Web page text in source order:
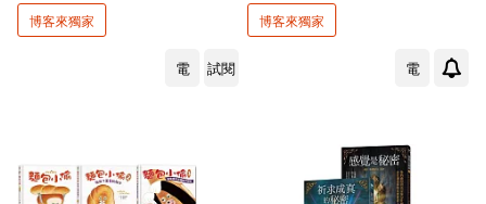
蔡詠琳(2) 蔡麗玲(2)
蘇秦(2) 蜜雪兒．桑娜(2)
博客來獨家
電 試閱
博客來獨家
電